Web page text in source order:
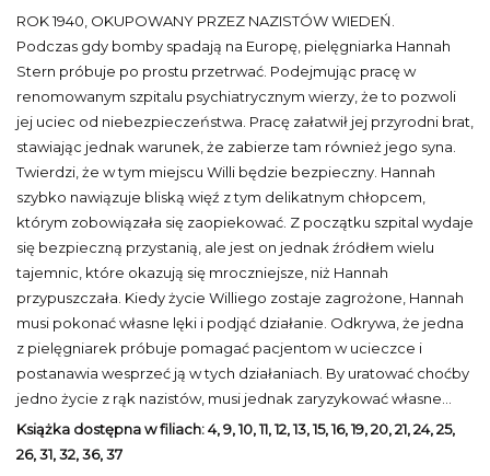
ROK 1940, OKUPOWANY PRZEZ NAZISTÓW WIEDEŃ.
Podczas gdy bomby spadają na Europę, pielęgniarka Hannah
Stern próbuje po prostu przetrwać. Podejmując pracę w
renomowanym szpitalu psychiatrycznym wierzy, że to pozwoli
jej uciec od niebezpieczeństwa. Pracę załatwił jej przyrodni brat,
stawiając jednak warunek, że zabierze tam również jego syna.
Twierdzi, że w tym miejscu Willi będzie bezpieczny. Hannah
szybko nawiązuje bliską więź z tym delikatnym chłopcem,
którym zobowiązała się zaopiekować. Z początku szpital wydaje
się bezpieczną przystanią, ale jest on jednak źródłem wielu
tajemnic, które okazują się mroczniejsze, niż Hannah
przypuszczała. Kiedy życie Williego zostaje zagrożone, Hannah
musi pokonać własne lęki i podjąć działanie. Odkrywa, że jedna
z pielęgniarek próbuje pomagać pacjentom w ucieczce i
postanawia wesprzeć ją w tych działaniach. By uratować choćby
jedno życie z rąk nazistów, musi jednak zaryzykować własne...
Książka dostępna w filiach: 4, 9, 10, 11, 12, 13, 15, 16, 19, 20, 21, 24, 25,
26, 31, 32, 36, 37